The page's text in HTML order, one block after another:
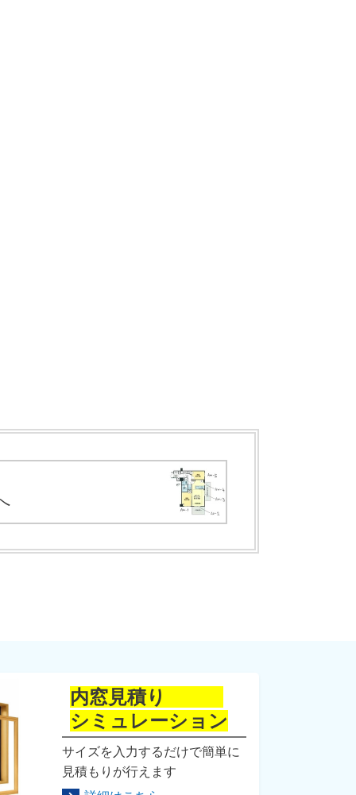
内窓見積り
シミュレーション
サイズを入力するだけで簡単に
見積もりが行えます